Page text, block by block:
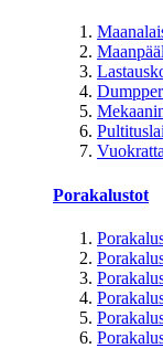
Porakalustot